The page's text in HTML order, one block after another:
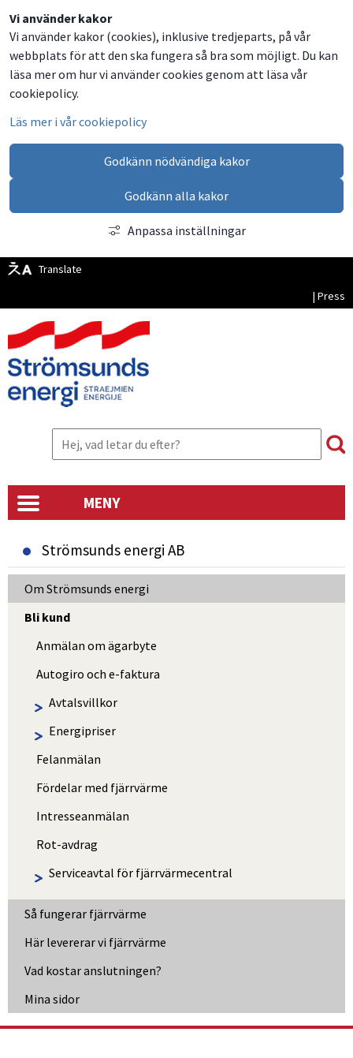
Vi använder kakor
Vi använder kakor (cookies), inklusive tredjeparts, på vår
webbplats för att den ska fungera så bra som möjligt. Du kan
läsa mer om hur vi använder cookies genom att läsa vår
cookiepolicy.
Läs mer i vår cookiepolicy
Godkänn nödvändiga kakor
Godkänn alla kakor
Anpassa inställningar
Translate
| Press
MENY
Strömsunds energi AB
Om Strömsunds energi
Bli kund
Anmälan om ägarbyte
Autogiro och e-faktura
Avtalsvillkor
Energipriser
Felanmälan
Fördelar med fjärrvärme
Intresseanmälan
Rot-avdrag
Serviceavtal för fjärrvärmecentral
Så fungerar fjärrvärme
Här levererar vi fjärrvärme
Vad kostar anslutningen?
Mina sidor
Dela
på
Facebook
Dela
på
Twitter
Dela
på
LinkedIn
Dela
via
email